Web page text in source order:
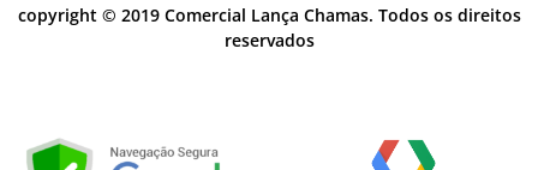
copyright © 2019 Comercial Lança Chamas. Todos os direitos
reservados